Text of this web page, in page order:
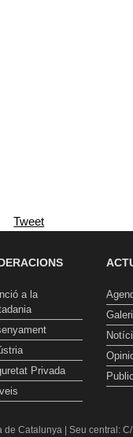
Tweet
a la
Privada
Catalunya | Seu central: